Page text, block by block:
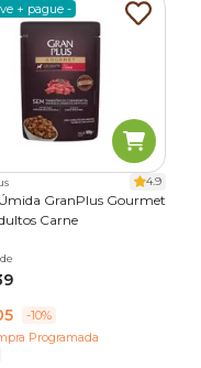
+ pague -
4.9
GranPlus Gourmet
Carne
-10%
Programada